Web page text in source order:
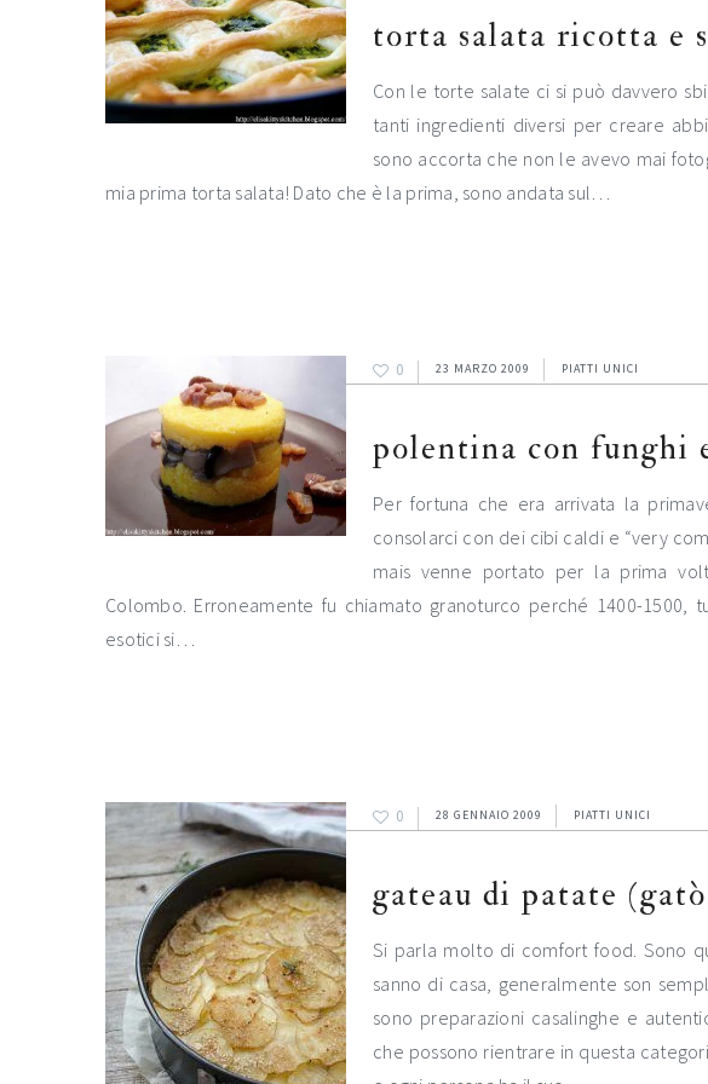
torta salata ricotta e
Con le torte salate ci si può davvero
tanti ingredienti diversi per creare
sono accorta che non le avevo mai
mia prima torta salata! Dato che è la prima, sono andata sul…
0 23 MARZO 2009 PIATTI UNICI
polentina con funghi
Per fortuna che era arrivata la
consolarci con dei cibi caldi e “very
mais venne portato per la prima
Colombo. Erroneamente fu chiamato granoturco perché 1400-
esotici si…
0 28 GENNAIO 2009 PIATTI UNICI
gateau di patate
Si parla molto di comfort food. Sono
sanno di casa, generalmente son
sono preparazioni casalinghe e
che possono rientrare in questa